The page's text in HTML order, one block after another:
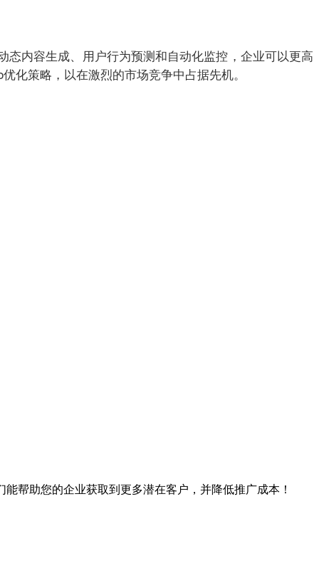
内容生成、用户行为预测和自动化监控，企业可以更高
化策略，以在激烈的市场竞争中占据先机。
帮助您的企业获取到更多潜在客户，并降低推广成本！